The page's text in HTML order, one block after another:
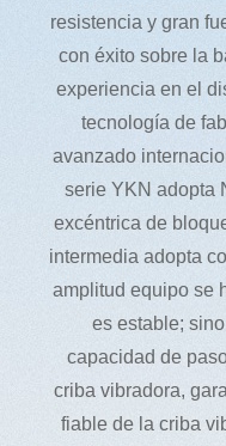
resistencia y gran
con éxito sobre la
experiencia en el
tecnología de
avanzado
serie YKN adopta
excéntrica de
intermedia adopta
amplitud equipo se
es estable;
capacidad de
criba vibradora,
fiable de la criba